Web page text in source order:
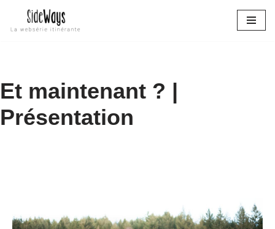
Aller
Et maintenant ? |
Présentation